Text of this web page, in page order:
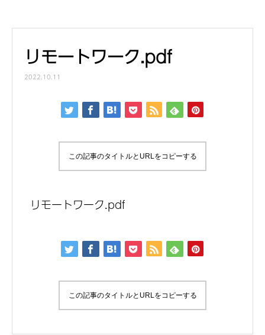
リモートワーク.pdf
2022.10.11
この記事のタイトルとURLをコピーする
リモートワーク.pdf
この記事のタイトルとURLをコピーする